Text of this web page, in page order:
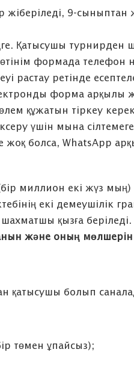
жіберіледі, 9-
Қатысушы
формада телефон
растау ретінде
форма арқылы
құжатын тіркеу
үшін мына
жоқ болса, WhatsApp
миллион екі жүз мың)
екі демеушілік
қызға беріледі.
және оның
қатысушы болып
төмен ұпайсыз);